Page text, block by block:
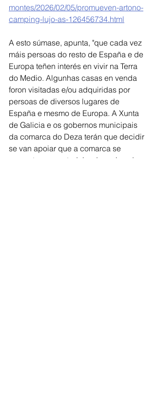
montes/2026/02/05/promueven-artono-
camping-lujo-as-126456734.html
A esto súmase, apunta, "que cada vez
máis persoas do resto de España e de
Europa teñen interés en vivir na Terra
do Medio. Algunhas casas en venda
foron visitadas e/ou adquiridas por
persoas de diversos lugares de
España e mesmo de Europa. A Xunta
de Galicia e os gobernos municipais
da comarca do Deza terán que decidir
se van apoiar que a comarca se
converta nun vertedoiro despoboado